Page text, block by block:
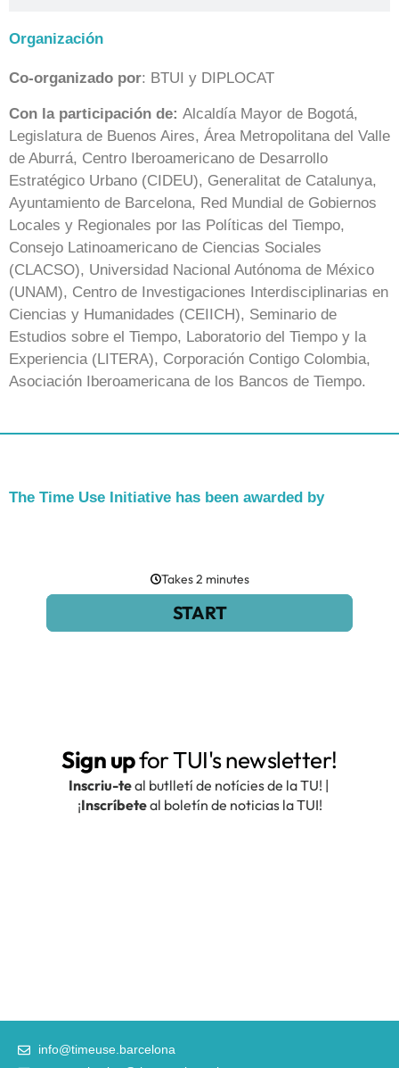
Organización
Co-organizado por: BTUI y DIPLOCAT
Con la participación de: Alcaldía Mayor de Bogotá,
Legislatura de Buenos Aires, Área Metropolitana del Valle
de Aburrá, Centro Iberoamericano de Desarrollo
Estratégico Urbano (CIDEU), Generalitat de Catalunya,
Ayuntamiento de Barcelona, Red Mundial de Gobiernos
Locales y Regionales por las Políticas del Tiempo,
Consejo Latinoamericano de Ciencias Sociales
(CLACSO), Universidad Nacional Autónoma de México
(UNAM), Centro de Investigaciones Interdisciplinarias en
Ciencias y Humanidades (CEIICH), Seminario de
Estudios sobre el Tiempo, Laboratorio del Tiempo y la
Experiencia (LITERA), Corporación Contigo Colombia,
Asociación Iberoamericana de los Bancos de Tiempo.
The Time Use Initiative has been awarded by
info@timeuse.barcelona